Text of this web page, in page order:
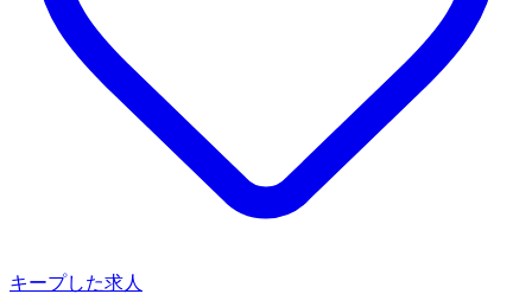
キープした求人